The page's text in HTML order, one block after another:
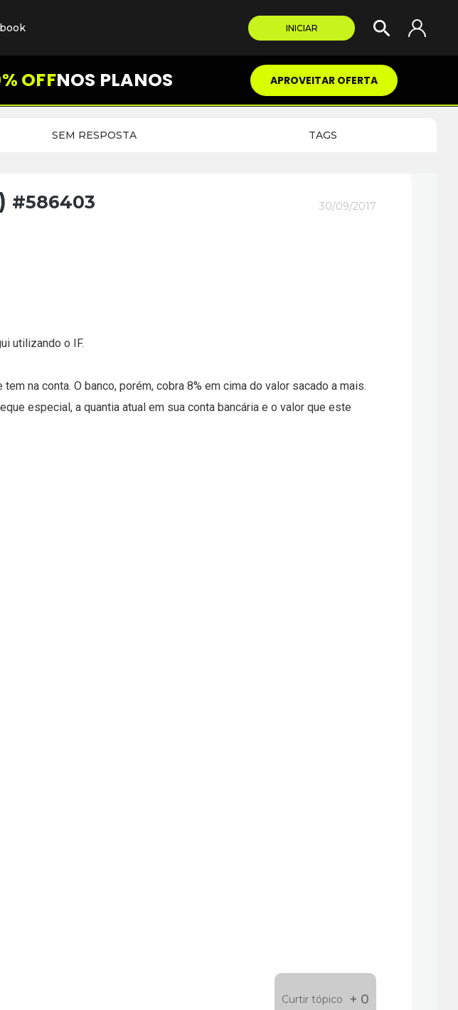
INICIAR
OFFNOS PLANOS APROVEITAR OFERTA
SEM RESPOSTA TAGS
#586403 30/09/2017
utilizando o IF.
na conta. O banco, porém, cobra 8% em cima do valor sacado a mais.
especial, a quantia atual em sua conta bancária e o valor que este
Curtir tópico + 0